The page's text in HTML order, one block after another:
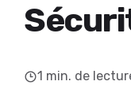
1 min. de